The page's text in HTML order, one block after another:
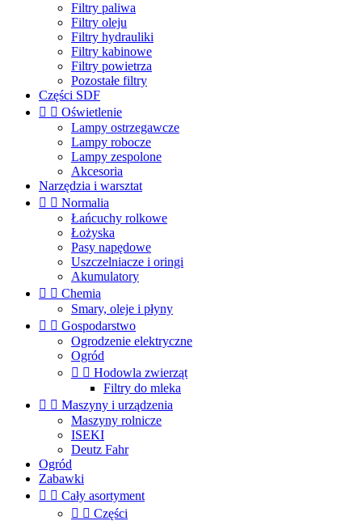
Filtry paliwa
Filtry oleju
Filtry hydrauliki
Filtry kabinowe
Filtry powietrza
Pozostałe filtry
Części SDF
  Oświetlenie
Lampy ostrzegawcze
Lampy robocze
Lampy zespolone
Akcesoria
Narzędzia i warsztat
  Normalia
Łańcuchy rolkowe
Łożyska
Pasy napędowe
Uszczelniacze i oringi
Akumulatory
  Chemia
Smary, oleje i płyny
  Gospodarstwo
Ogrodzenie elektryczne
Ogród
  Hodowla zwierząt
Filtry do mleka
  Maszyny i urządzenia
Maszyny rolnicze
ISEKI
Deutz Fahr
Ogród
Zabawki
  Cały asortyment
  Części